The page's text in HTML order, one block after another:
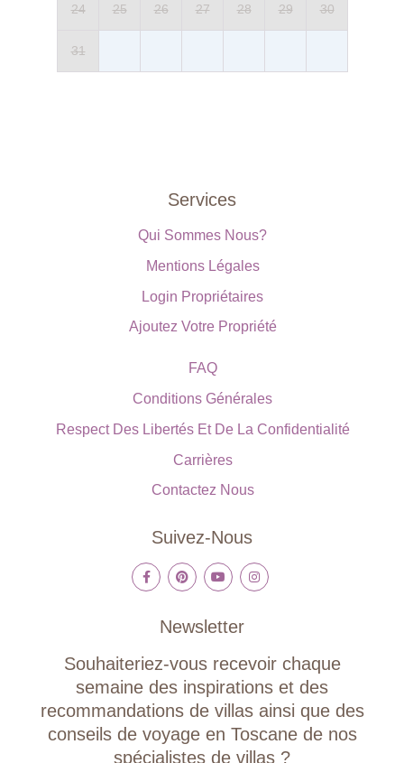
24 25 26 27 28 29 30
31
Services
Qui Sommes Nous?
Mentions Légales
Login Propriétaires
Ajoutez Votre Propriété
FAQ
Conditions Générales
Respect Des Libertés Et De La Confidentialité
Carrières
Contactez Nous
Suivez-Nous
Newsletter
Souhaiteriez-vous recevoir chaque
semaine des inspirations et des
recommandations de villas ainsi que des
conseils de voyage en Toscane de nos
spécialistes de villas ?